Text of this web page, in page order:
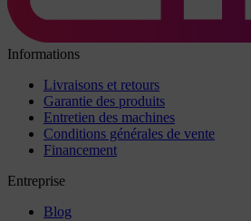
Informations
Livraisons et retours
Garantie des produits
Entretien des machines
Conditions générales de vente
Financement
Entreprise
Blog